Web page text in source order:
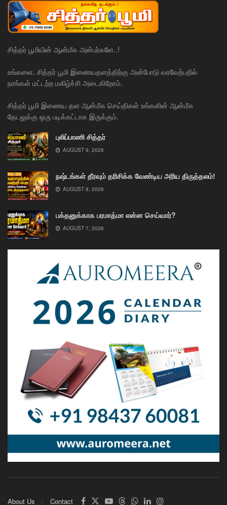
சித்தர் பூமியின் ஆன்மீக அன்பர்களே..!
உங்களை, சித்தர் பூமி இணையதளத்திற்கு அன்போடு வரவேற்பதில்
நாங்கள் மட்டற்ற மகிழ்ச்சி அடைகிறோம்.
சித்தர் பூமி இணைய தள ஆன்மீக செய்திகள் உங்களின் ஆன்மீக
தேடலுக்கு ஒரு படிக்கட்டாக இருக்கும்.
புலிப்பாணி சித்தர்
AUGUST 9, 2026
நஷ்டங்கள் தீரவும் தரிசிக்க வேண்டிய அரிய திருத்தலம்!
AUGUST 8, 2026
பக்தனுக்காக பரமாத்மா என்ன செய்வார்?
AUGUST 7, 2026
About Us Contact